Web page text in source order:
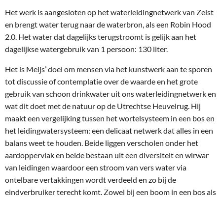
Het werk is aangesloten op het waterleidingnetwerk van Zeist
en brengt water terug naar de waterbron, als een Robin Hood
2.0. Het water dat dagelijks terugstroomt is gelijk aan het
dagelijkse watergebruik van 1 persoon: 130 liter.
Het is Meijs’ doel om mensen via het kunstwerk aan te sporen
tot discussie of contemplatie over de waarde en het grote
gebruik van schoon drinkwater uit ons waterleidingnetwerk en
wat dit doet met de natuur op de Utrechtse Heuvelrug. Hij
maakt een vergelijking tussen het wortelsysteem in een bos en
het leidingwatersysteem: een delicaat netwerk dat alles in een
balans weet te houden. Beide liggen verscholen onder het
aardoppervlak en beide bestaan uit een diversiteit en wirwar
van leidingen waardoor een stroom van vers water via
ontelbare vertakkingen wordt verdeeld en zo bij de
eindverbruiker terecht komt. Zowel bij een boom in een bos als